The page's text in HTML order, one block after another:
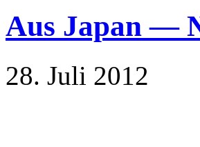
Aus Japan —
28. Juli 2012